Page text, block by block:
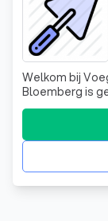
Welkom bij
Bloemberg is
Wilt u meer